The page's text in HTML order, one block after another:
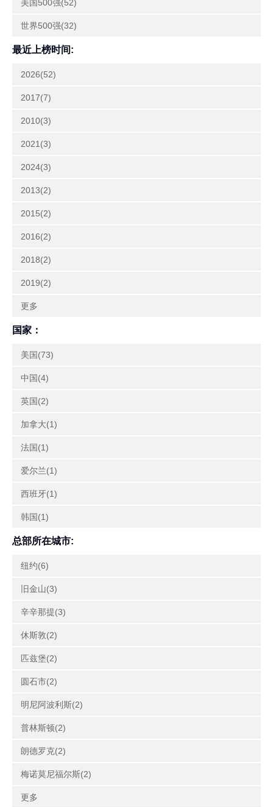
美国500强(52)
世界500强(32)
最近上榜时间:
2026(52)
2017(7)
2010(3)
2021(3)
2024(3)
2013(2)
2015(2)
2016(2)
2018(2)
2019(2)
更多
国家：
美国(73)
中国(4)
英国(2)
加拿大(1)
法国(1)
爱尔兰(1)
西班牙(1)
韩国(1)
总部所在城市:
纽约(6)
旧金山(3)
辛辛那提(3)
休斯敦(2)
匹兹堡(2)
圆石市(2)
明尼阿波利斯(2)
普林斯顿(2)
朗德罗克(2)
梅诺莫尼福尔斯(2)
更多